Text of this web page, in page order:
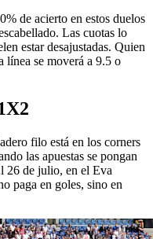
de acierto en estos duelos
Las cuotas lo
estar desajustadas. Quien
línea se moverá a 9.5 o
filo está en los corners
las apuestas se pongan
26 de julio, en el Eva
paga en goles, sino en